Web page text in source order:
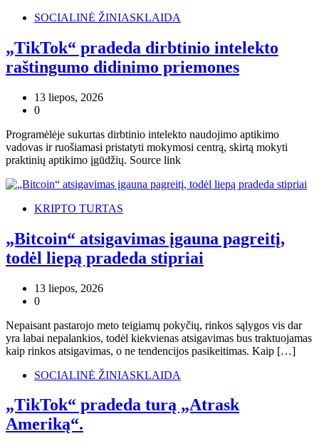
SOCIALINĖ ŽINIASKLAIDA
„TikTok“ pradeda dirbtinio intelekto
raštingumo didinimo priemones
13 liepos, 2026
0
Programėlėje sukurtas dirbtinio intelekto naudojimo aptikimo
vadovas ir ruošiamasi pristatyti mokymosi centrą, skirtą mokyti
praktinių aptikimo įgūdžių. Source link
KRIPTO TURTAS
„Bitcoin“ atsigavimas įgauna pagreitį,
todėl liepą pradeda stipriai
13 liepos, 2026
0
Nepaisant pastarojo meto teigiamų pokyčių, rinkos sąlygos vis dar
yra labai nepalankios, todėl kiekvienas atsigavimas bus traktuojamas
kaip rinkos atsigavimas, o ne tendencijos pasikeitimas. Kaip […]
SOCIALINĖ ŽINIASKLAIDA
„TikTok“ pradeda turą „Atrask
Ameriką“.